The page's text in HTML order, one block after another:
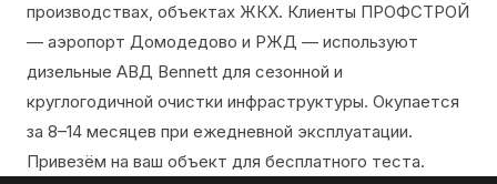
производствах, объектах ЖКХ. Клиенты ПРОФСТРОЙ
— аэропорт Домодедово и РЖД — используют
дизельные АВД Bennett для сезонной и
круглогодичной очистки инфраструктуры. Окупается
за 8–14 месяцев при ежедневной эксплуатации.
Привезём на ваш объект для бесплатного теста.